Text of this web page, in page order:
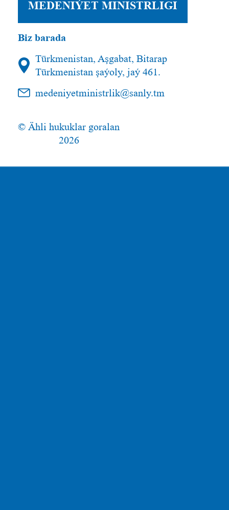
MEDENIÝET MINISTRLIGI
Biz barada
Türkmenistan, Aşgabat, Bitarap
Türkmenistan şaýoly, jaý 461.
medeniyetministrlik@sanly.tm
© Ähli hukuklar goralan
2026